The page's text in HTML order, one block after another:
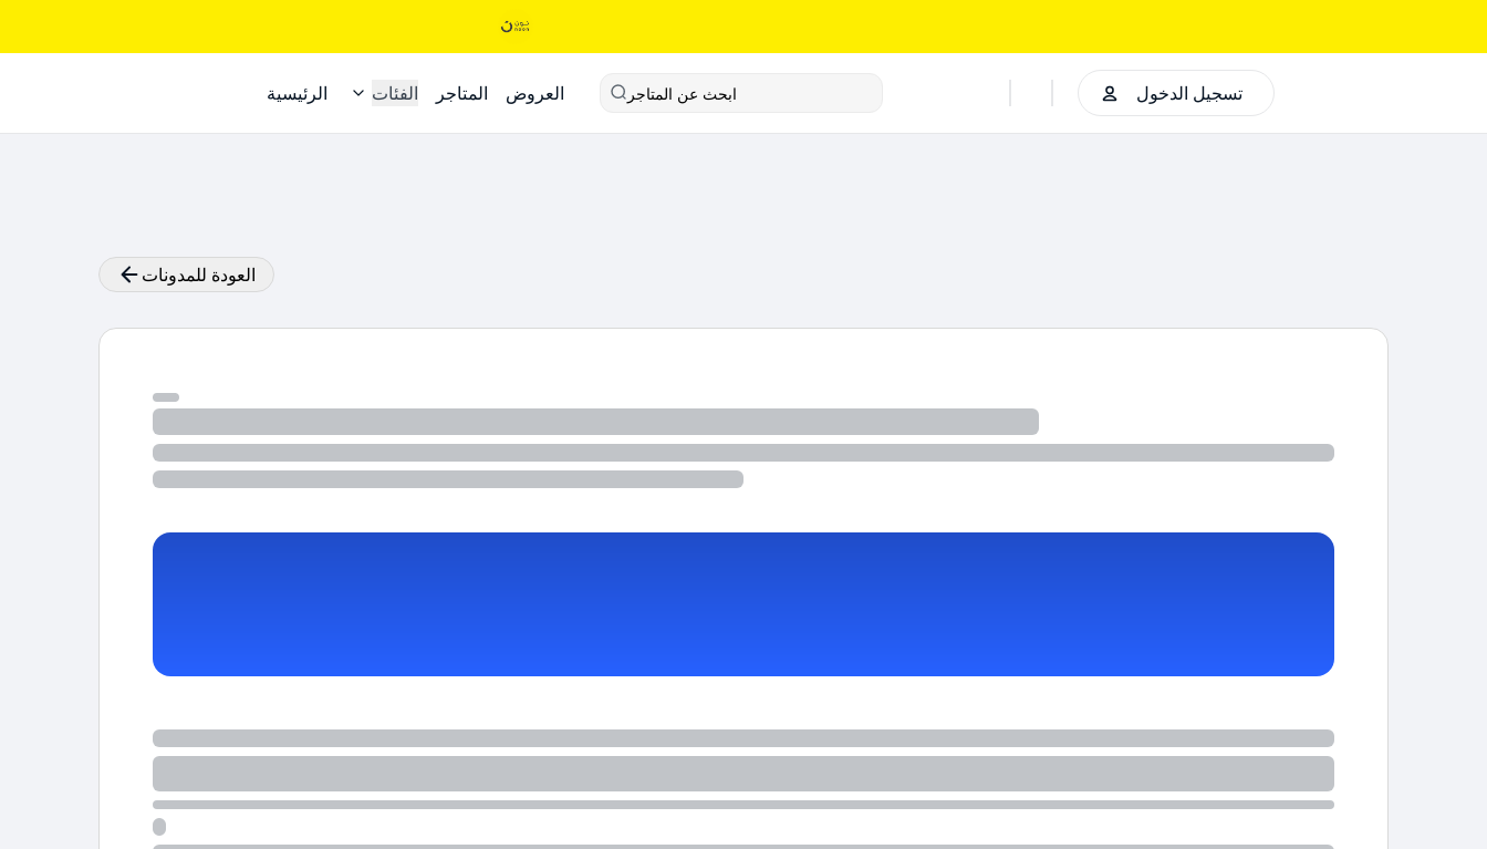
الرئيسية الفئات المتاجر العروض ابحث عن المتاجر تسجيل الدخول
العودة للمدونات